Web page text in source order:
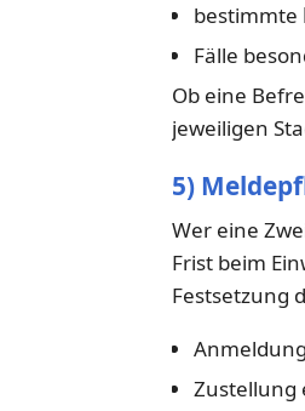
bestimmte
Fälle
Ob eine
jeweiligen
5)
Wer eine
Frist beim
Festsetzung
Zustellung